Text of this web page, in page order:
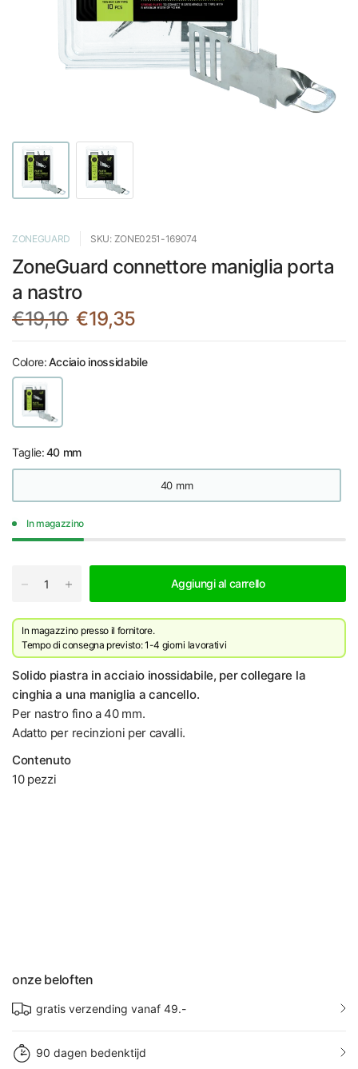
ZONEGUARD SKU: ZONE0251-169074
ZoneGuard connettore maniglia porta
a nastro
€19,10 €19,35
Colore:Acciaio inossidabile
Taglie:40 mm
40 mm
In magazzino
Aggiungi al carrello
In magazzino presso il fornitore.
Tempo di consegna previsto: 1-4 giorni lavorativi
Solido piastra in acciaio inossidabile, per collegare la
cinghia a una maniglia a cancello.
Per nastro fino a 40 mm.
Adatto per recinzioni per cavalli.
Contenuto
10 pezzi
onze beloften
gratis verzending vanaf 49.-
90 dagen bedenktijd